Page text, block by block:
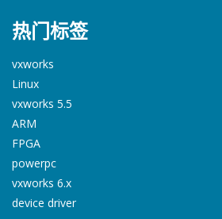
热门标签
vxworks
Linux
vxworks 5.5
ARM
FPGA
powerpc
vxworks 6.x
device driver